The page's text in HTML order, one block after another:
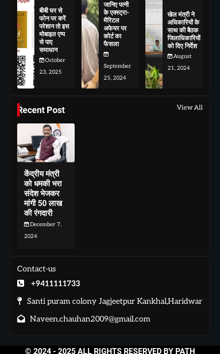
बीबी घर से
फोन पर करें
परेशान तो इस
मोबाइल एप्प
से पाए
समाधान
October
23, 2025
जानिए पत्नी
के एक्स्ट्रा-
मैरिटल
अफेयर पर
कोर्ट का
फैसला
September
25, 2024
खेल मंत्री ने
अधिकारियों के
साथ की बैठक
जिलाधिकारियों
को दिए निर्देश
August
21, 2024
Recent Post View All
केंद्रीय मंत्री
को धमकी भरा
संदेश भेजकर
मांगी 50 लाख
की रंगदारी
December 7,
2024
Contact-us
+9411111733
Santi puram colony Jagjeetpur Kankhal,Haridwar
Naveen.chauhan2009@gmail.com
© 2024 - 2025 ALL RIGHTS RESERVED BY PATH